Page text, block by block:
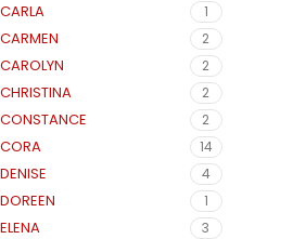
CARLA 1
CARMEN 2
CAROLYN 2
CHRISTINA 2
CONSTANCE 2
CORA 14
DENISE 4
DOREEN 1
ELENA 3